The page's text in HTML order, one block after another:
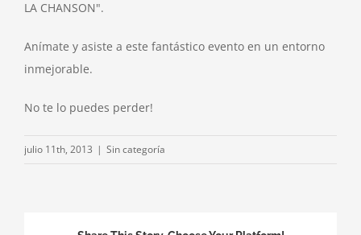
LA CHANSON".
Anímate y asiste a este fantástico evento en un entorno
inmejorable.
No te lo puedes perder!
julio 11th, 2013 | Sin categoría